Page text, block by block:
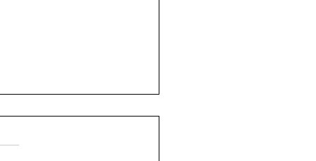
protokollen